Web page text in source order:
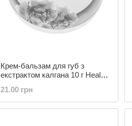
Крем-бальзам для губ з
екстрактом калгана 10 г Healer
21.00 грн